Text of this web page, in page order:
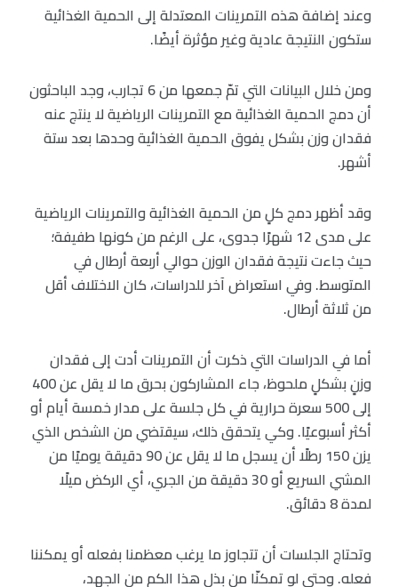
وعند إضافة هذه التمرينات المعتدلة إلى الحمية الغذائية
ستكون النتيجة عادية وغير مؤثرة أيضًا.
ومن خلال البيانات التي تمّ جمعها من 6 تجارب، وجد الباحثون
أن دمج الحمية الغذائية مع التمرينات الرياضية لا ينتج عنه
فقدان وزن بشكل يفوق الحمية الغذائية وحدها بعد ستة
أشهر.
وقد أظهر دمج كلٍ من الحمية الغذائية والتمرينات الرياضية
على مدى 12 شهرًا جدوى، على الرغم من كونها طفيفة؛
حيث جاءت نتيجة فقدان الوزن حوالي أربعة أرطال في
المتوسط. وفي استعراض آخر للدراسات، كان الاختلاف أقل
من ثلاثة أرطال.
أما في الدراسات التي ذكرت أن التمرينات أدت إلى فقدان
وزنٍ بشكلٍ ملحوظ، جاء المشاركون بحرق ما لا يقل عن 400
إلى 500 سعرة حرارية في كل جلسة على مدار خمسة أيام أو
أكثر أسبوعيًا. وكي يتحقق ذلك، سيقتضي من الشخص الذي
يزن 150 رطلًا أن يسجل ما لا يقل عن 90 دقيقة يوميًا من
المشي السريع أو 30 دقيقة من الجري، أي الركض ميلًا
لمدة 8 دقائق.
وتحتاج الجلسات أن تتجاوز ما يرغب معظمنا بفعله أو يمكننا
فعله. وحتى لو تمكنّا من بذل هذا الكم من الجهد،